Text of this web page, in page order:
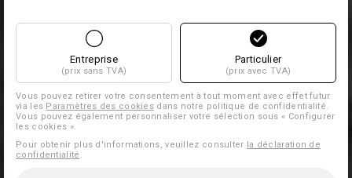
Entreprise
(prix sans TVA)
Particulier
(prix avec TVA)
Vous pouvez retirer votre consentement à tout moment avec effet futur
via les Paramètres des cookies dans notre politique de confidentialité.
Vous pouvez également personnaliser votre sélection sous « Configurer
les cookies ».
Pour obtenir plus d'informations, veuillez consulter la déclaration de
confidentialité .